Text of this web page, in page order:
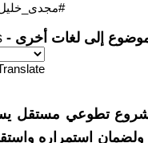
إلى لغات أخرى -
تطوعي مستقل
ولضمان استمراره